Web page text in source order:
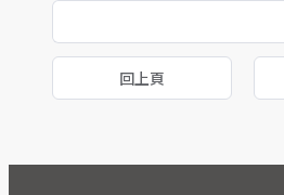
回上頁